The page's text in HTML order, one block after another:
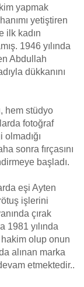
yapmak
yetiştiren
ilk kadın
1946 yılında
Abdullah
dükkanını
hem stüdyo
fotoğraf
sonra fırçasını
başladı.
eşi Ayten
işlerini
çırak
1981 yılında
olup onun
alınan marka
etmektedir..